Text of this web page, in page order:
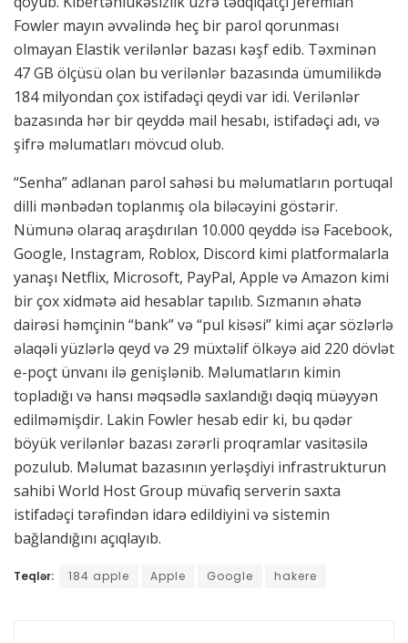
Fowler mayın əvvəlində heç bir parol qorunması
olmayan Elastik verilənlər bazası kəşf edib. Təxminən
47 GB ölçüsü olan bu verilənlər bazasında ümumilikdə
184 milyondan çox istifadəçi qeydi var idi. Verilənlər
bazasında hər bir qeyddə mail hesabı, istifadəçi adı, və
şifrə məlumatları mövcud olub.
“Senha” adlanan parol sahəsi bu məlumatların portuqal
dilli mənbədən toplanmış ola biləcəyini göstərir.
Nümunə olaraq araşdırılan 10.000 qeyddə isə Facebook,
Google, Instagram, Roblox, Discord kimi platformalarla
yanaşı Netflix, Microsoft, PayPal, Apple və Amazon kimi
bir çox xidmətə aid hesablar tapılıb. Sızmanın əhatə
dairəsi həmçinin “bank” və “pul kisəsi” kimi açar sözlərlə
əlaqəli yüzlərlə qeyd və 29 müxtəlif ölkəyə aid 220 dövlət
e-poçt ünvanı ilə genişlənib. Məlumatların kimin
topladığı və hansı məqsədlə saxlandığı dəqiq müəyyən
edilməmişdir. Lakin Fowler hesab edir ki, bu qədər
böyük verilənlər bazası zərərli proqramlar vasitəsilə
pozulub. Məlumat bazasının yerləşdiyi infrastrukturun
sahibi World Host Group müvafiq serverin saxta
istifadəçi tərəfindən idarə edildiyini və sistemin
bağlandığını açıqlayıb.
Teqlər: 184 apple Apple Google hakere